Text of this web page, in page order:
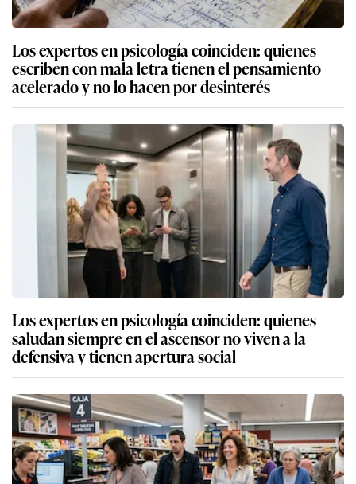
Los expertos en psicología coinciden: quienes
escriben con mala letra tienen el pensamiento
acelerado y no lo hacen por desinterés
Los expertos en psicología coinciden: quienes
saludan siempre en el ascensor no viven a la
defensiva y tienen apertura social